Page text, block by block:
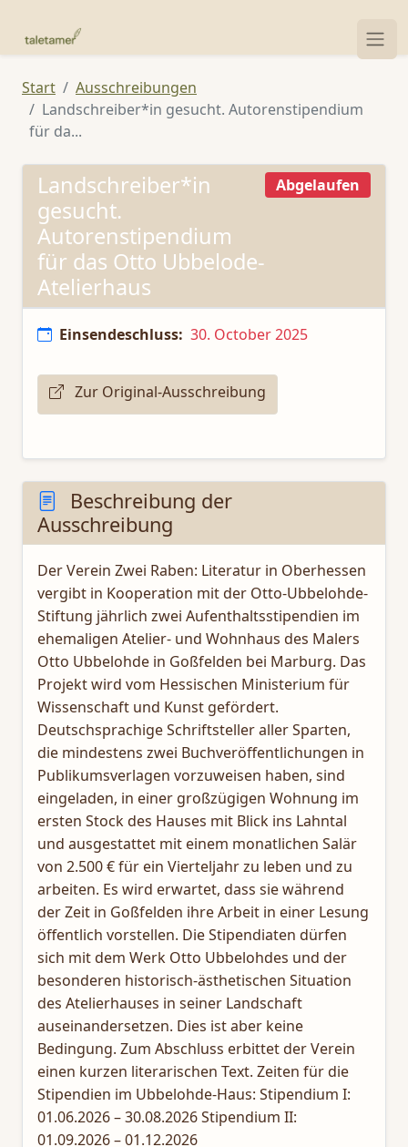
Start
Ausschreibungen
Landschreiber*in gesucht. Autorenstipendium
für da...
Landschreiber*in
gesucht.
Autorenstipendium
für das Otto Ubbelode-
Atelierhaus
Abgelaufen
Einsendeschluss: 30. October 2025
Zur Original-Ausschreibung
Beschreibung der
Ausschreibung
Der Verein Zwei Raben: Literatur in Oberhessen
vergibt in Kooperation mit der Otto-Ubbelohde-
Stiftung jährlich zwei Aufenthaltsstipendien im
ehemaligen Atelier- und Wohnhaus des Malers
Otto Ubbelohde in Goßfelden bei Marburg. Das
Projekt wird vom Hessischen Ministerium für
Wissenschaft und Kunst gefördert.
Deutschsprachige Schriftsteller aller Sparten,
die mindestens zwei Buchveröffentlichungen in
Publikumsverlagen vorzuweisen haben, sind
eingeladen, in einer großzügigen Wohnung im
ersten Stock des Hauses mit Blick ins Lahntal
und ausgestattet mit einem monatlichen Salär
von 2.500 € für ein Vierteljahr zu leben und zu
arbeiten. Es wird erwartet, dass sie während
der Zeit in Goßfelden ihre Arbeit in einer Lesung
öffentlich vorstellen. Die Stipendiaten dürfen
sich mit dem Werk Otto Ubbelohdes und der
besonderen historisch-ästhetischen Situation
des Atelierhauses in seiner Landschaft
auseinandersetzen. Dies ist aber keine
Bedingung. Zum Abschluss erbittet der Verein
einen kurzen literarischen Text. Zeiten für die
Stipendien im Ubbelohde-Haus: Stipendium I:
01.06.2026 – 30.08.2026 Stipendium II:
01.09.2026 – 01.12.2026